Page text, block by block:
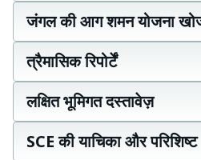
जंगल की आग शमन योजना
त्रैमासिक रिपोर्टें
लक्षित भूमिगत दस्तावेज़
SCE की याचिका और परिशिष्ट